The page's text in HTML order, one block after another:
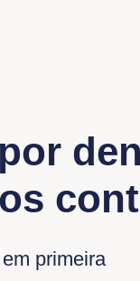
primeira